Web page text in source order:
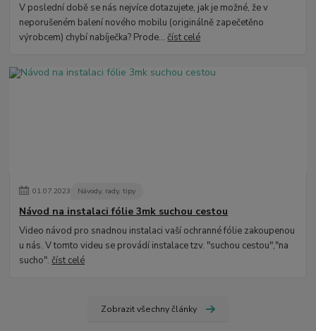
V poslední době se nás nejvíce dotazujete, jak je možné, že v
neporušeném balení nového mobilu (originálně zapečetěno
výrobcem) chybí nabíječka? Prode...číst celé
01.07.2023 Návody, rady, tipy
Návod na instalaci fólie 3mk suchou cestou
Video návod pro snadnou instalaci vaší ochranné fólie zakoupenou
u nás. V tomto videu se provádí instalace tzv. "suchou cestou","na
sucho".číst celé
Zobrazit všechny články